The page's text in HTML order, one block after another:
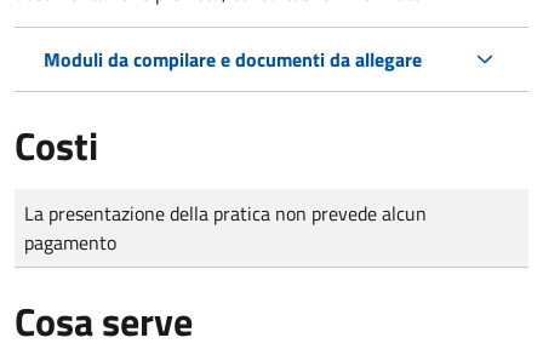
Moduli da compilare e documenti da allegare
Costi
Tipo di pagamento
Importo
La presentazione della pratica non prevede alcun
pagamento
Cosa serve